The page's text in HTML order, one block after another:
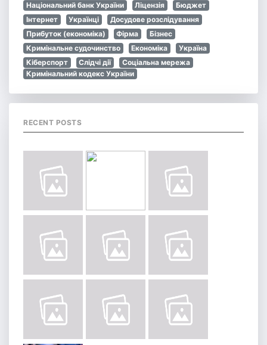
Національний банк України
Ліцензія
Бюджет
Інтернет
Українці
Досудове розслідування
Прибуток (економіка)
Фірма
Бізнес
Кримінальне судочинство
Економіка
Україна
Кіберспорт
Слідчі дії
Соціальна мережа
Кримінальний кодекс України
RECENT POSTS